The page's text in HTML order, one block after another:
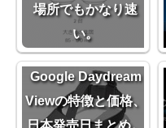
場所でもかなり速
い。
Google Daydream
Viewの特徴と価格、
日本発売日まとめ。